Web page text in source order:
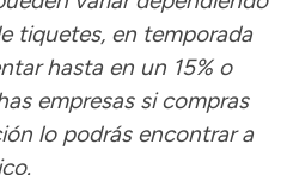
tiquetes, en temporada
hasta en un 15% o
empresas si compras
lo podrás encontrar a